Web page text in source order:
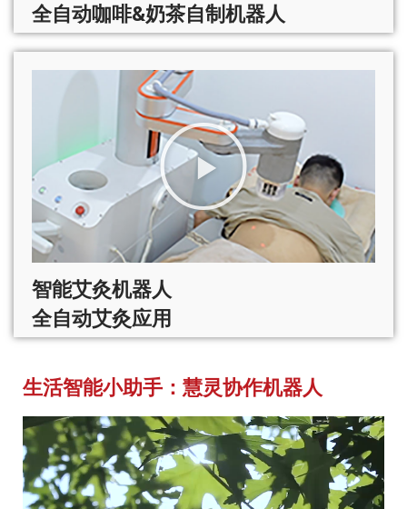
全自动咖啡&奶茶自制机器人
智能艾灸机器人
全自动艾灸应用
生活智能小助手：慧灵协作机器人